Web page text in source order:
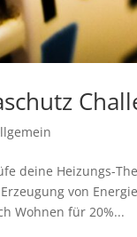
deine Heizungs-
von
Wohnen für 20%...